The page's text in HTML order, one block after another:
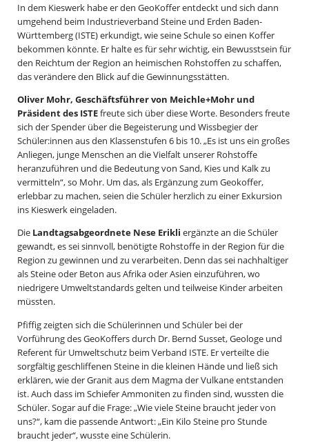
In dem Kieswerk habe er den GeoKoffer entdeckt und sich dann
umgehend beim Industrieverband Steine und Erden Baden-
Württemberg (ISTE) erkundigt, wie seine Schule so einen Koffer
bekommen könnte. Er halte es für sehr wichtig, ein Bewusstsein für
den Reichtum der Region an heimischen Rohstoffen zu schaffen,
das verändere den Blick auf die Gewinnungsstätten.
Oliver Mohr, Geschäftsführer von Meichle+Mohr und
Präsident des ISTEfreute sich über diese Worte. Besonders freute
sich der Spender über die Begeisterung und Wissbegier der
Schüler:innen aus den Klassenstufen 6 bis 10. „Es ist uns ein großes
Anliegen, junge Menschen an die Vielfalt unserer Rohstoffe
heranzuführen und die Bedeutung von Sand, Kies und Kalk zu
vermitteln“, so Mohr. Um das, als Ergänzung zum Geokoffer,
erlebbar zu machen, seien die Schüler herzlich zu einer Exkursion
ins Kieswerk eingeladen.
Die Landtagsabgeordnete Nese Erikli ergänzte an die Schüler
gewandt, es sei sinnvoll, benötigte Rohstoffe in der Region für die
Region zu gewinnen und zu verarbeiten. Denn das sei nachhaltiger
als Steine oder Beton aus Afrika oder Asien einzuführen, wo
niedrigere Umweltstandards gelten und teilweise Kinder arbeiten
müssten.
Pfiffig zeigten sich die Schülerinnen und Schüler bei der
Vorführung des GeoKoffers durch Dr. Bernd Susset, Geologe und
Referent für Umweltschutz beim Verband ISTE. Er verteilte die
sorgfältig geschliffenen Steine in die kleinen Hände und ließ sich
erklären, wie der Granit aus dem Magma der Vulkane entstanden
ist. Auch dass im Schiefer Ammoniten zu finden sind, wussten die
Schüler. Sogar auf die Frage: „Wie viele Steine braucht jeder von
uns?“, kam die passende Antwort: „Ein Kilo Steine pro Stunde
braucht jeder“, wusste eine Schülerin.